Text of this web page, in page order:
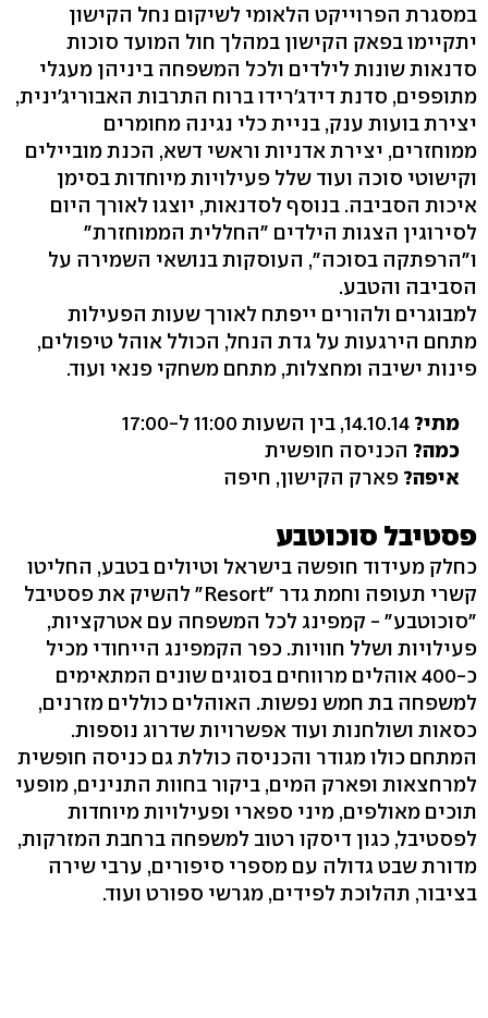
במסגרת הפרוייקט הלאומי לשיקום נחל הקישון
יתקיימו בפאק הקישון במהלך חול המועד סוכות
סדנאות שונות לילדים ולכל המשפחה ביניהן מעגלי
מתופפים, סדנת דידג'רידו ברוח התרבות האבוריג'ינית,
יצירת בועות ענק, בניית כלי נגינה מחומרים
ממוחזרים, יצירת אדניות וראשי דשא, הכנת מוביילים
וקישוטי סוכה ועוד שלל פעילויות מיוחדות בסימן
איכות הסביבה. בנוסף לסדנאות, יוצגו לאורך היום
לסירוגין הצגות הילדים "החללית הממוחזרת"
ו"הרפתקה בסוכה", העוסקות בנושאי השמירה על
הסביבה והטבע.
למבוגרים ולהורים ייפתח לאורך שעות הפעילות
מתחם הירגעות על גדת הנחל, הכולל אוהל טיפולים,
פינות ישיבה ומחצלות, מתחם משחקי פנאי ועוד.
מתי?
כמה? הכניסה חופשית
איפה? פארק הקישון, חיפה
פסטיבל סוכוטבע
כחלק מעידוד חופשה בישראל וטיולים בטבע, החליטו
קשרי תעופה וחמת גדר "Resort" להשיק את פסטיבל
"סוכוטבע" - קמפינג לכל המשפחה עם אטרקציות,
פעילויות ושלל חוויות. כפר הקמפינג הייחודי מכיל
כ-400 אוהלים מרווחים בסוגים שונים המתאימים
למשפחה בת חמש נפשות. האוהלים כוללים מזרנים,
כסאות ושולחנות ועוד אפשרויות שדרוג נוספות.
המתחם כולו מגודר והכניסה כוללת גם כניסה חופשית
למרחצאות ופארק המים, ביקור בחוות התנינים, מופעי
תוכים מאולפים, מיני ספארי ופעילויות מיוחדות
לפסטיבל, כגון דיסקו רטוב למשפחה ברחבת המזרקות,
מדורת שבט גדולה עם מספרי סיפורים, ערבי שירה
בציבור, תהלוכת לפידים, מגרשי ספורט ועוד.